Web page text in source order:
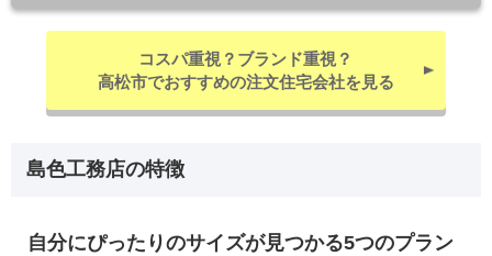
コスパ重視？ブランド重視？
高松市でおすすめの注文住宅会社を見る
島色工務店の特徴
自分にぴったりのサイズが見つかる5つのプラン